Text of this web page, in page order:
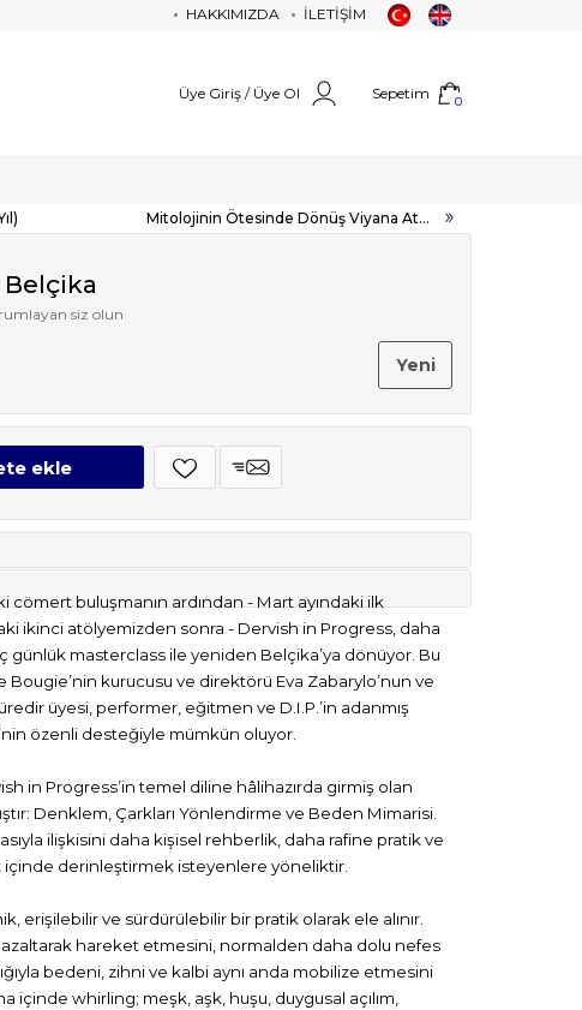
HAKKIMIZDA İLETİŞİM
Üye Giriş / Üye Ol Sepetim 0
Mitolojinin Ötesinde Dönüş Viyana At...
Belçika
siz olun
Yeni
cömert buluşmanın ardından - Mart ayındaki ilk
ikinci atölyemizden sonra - Dervish in Progress, daha
günlük masterclass ile yeniden Belçika’ya dönüyor. Bu
kurucusu ve direktörü Eva Zabarylo’nun ve
üyesi, performer, eğitmen ve D.I.P.’in adanmış
özenli desteğiyle mümkün oluyor.
in Progress’in temel diline hâlihazırda girmiş olan
Denklem, Çarkları Yönlendirme ve Beden Mimarisi.
ilişkisini daha kişisel rehberlik, daha rafine pratik ve
içinde derinleştirmek isteyenlere yöneliktir.
erişilebilir ve sürdürülebilir bir pratik olarak ele alınır.
hareket etmesini, normalden daha dolu nefes
bedeni, zihni ve kalbi aynı anda mobilize etmesini
içinde whirling; meşk, aşk, huşu, duygusal açılım,